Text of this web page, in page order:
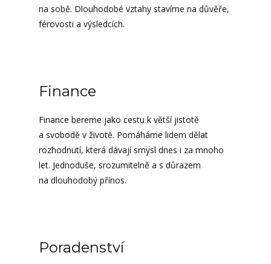
na sobě. Dlouhodobé vztahy stavíme na důvěře,
férovosti a výsledcích.
Finance
Finance bereme jako cestu k větší jistotě
a svobodě v životě. Pomáháme lidem dělat
rozhodnutí, která dávají smysl dnes i za mnoho
let. Jednoduše, srozumitelně a s důrazem
na dlouhodobý přínos.
Poradenství